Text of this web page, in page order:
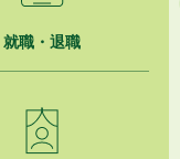
就職・退職